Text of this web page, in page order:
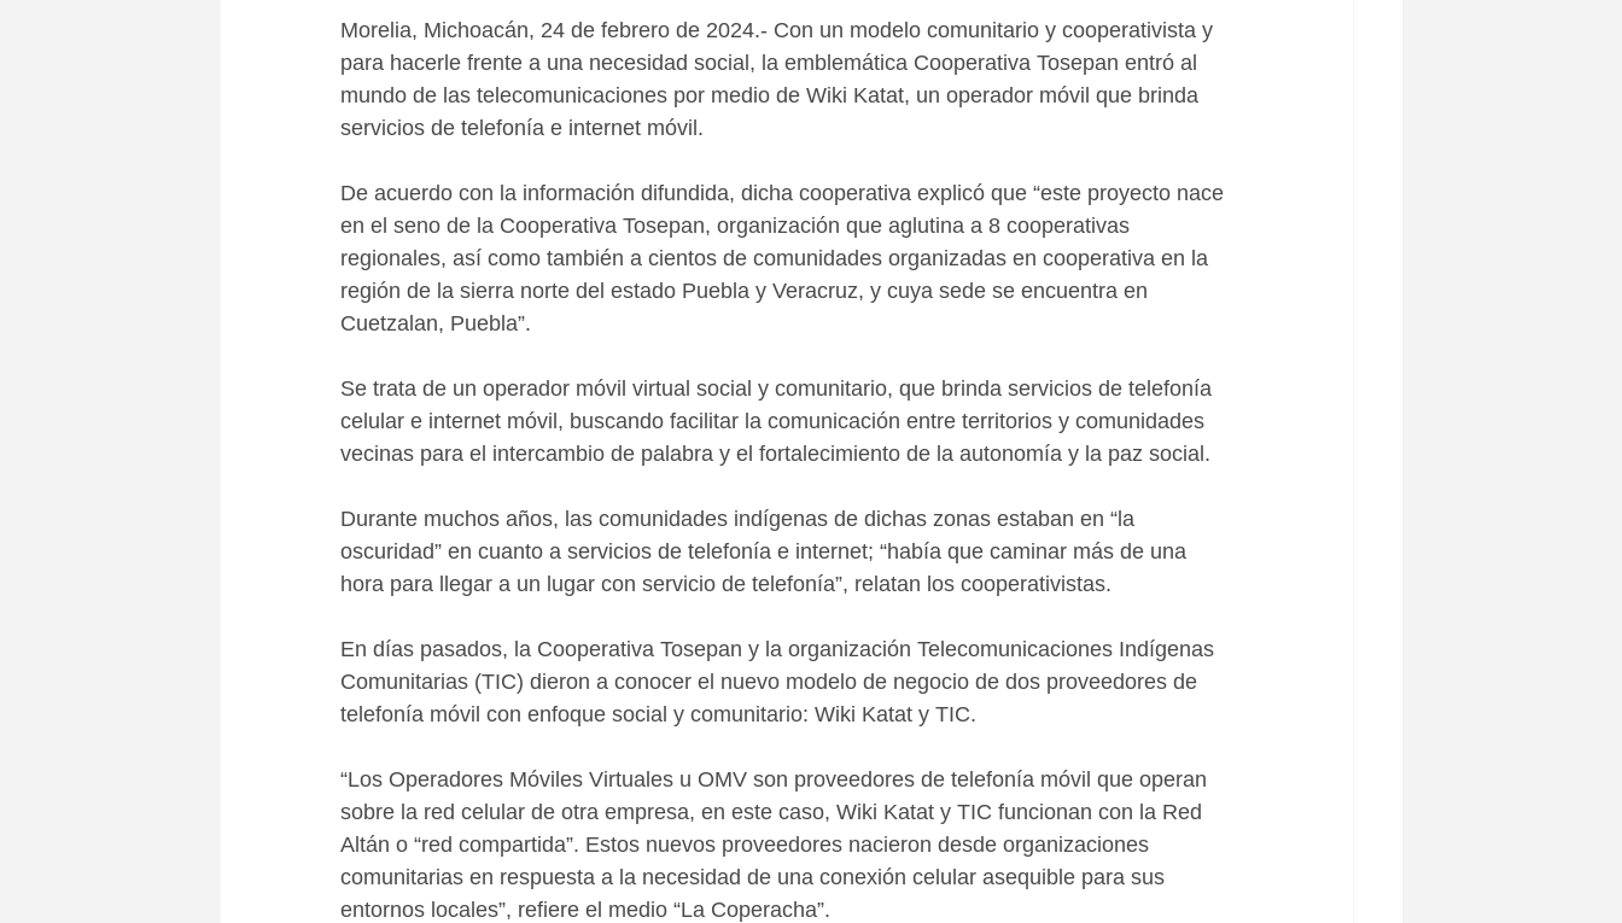
Morelia, Michoacán, 24 de febrero de 2024.- Con un modelo comunitario y cooperativista y
para hacerle frente a una necesidad social, la emblemática Cooperativa Tosepan entró al
mundo de las telecomunicaciones por medio de Wiki Katat, un operador móvil que brinda
servicios de telefonía e internet móvil.
De acuerdo con la información difundida, dicha cooperativa explicó que “este proyecto nace
en el seno de la Cooperativa Tosepan, organización que aglutina a 8 cooperativas
regionales, así como también a cientos de comunidades organizadas en cooperativa en la
región de la sierra norte del estado Puebla y Veracruz, y cuya sede se encuentra en
Cuetzalan, Puebla”.
Se trata de un operador móvil virtual social y comunitario, que brinda servicios de telefonía
celular e internet móvil, buscando facilitar la comunicación entre territorios y comunidades
vecinas para el intercambio de palabra y el fortalecimiento de la autonomía y la paz social.
Durante muchos años, las comunidades indígenas de dichas zonas estaban en “la
oscuridad” en cuanto a servicios de telefonía e internet; “había que caminar más de una
hora para llegar a un lugar con servicio de telefonía”, relatan los cooperativistas.
En días pasados, la Cooperativa Tosepan y la organización Telecomunicaciones Indígenas
Comunitarias (TIC) dieron a conocer el nuevo modelo de negocio de dos proveedores de
telefonía móvil con enfoque social y comunitario: Wiki Katat y TIC.
“Los Operadores Móviles Virtuales u OMV son proveedores de telefonía móvil que operan
sobre la red celular de otra empresa, en este caso, Wiki Katat y TIC funcionan con la Red
Altán o “red compartida”. Estos nuevos proveedores nacieron desde organizaciones
comunitarias en respuesta a la necesidad de una conexión celular asequible para sus
entornos locales”, refiere el medio “La Coperacha”.